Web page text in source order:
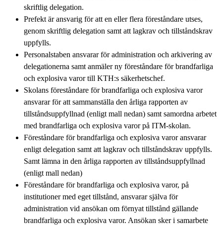
skriftlig delegation.
Prefekt är ansvarig för att en eller flera föreståndare utses,
genom skriftlig delegation samt att lagkrav och tillståndskrav
uppfylls.
Personalstaben ansvarar för administration och arkivering av
delegationerna samt anmäler ny föreståndare för brandfarliga
och explosiva varor till KTH:s säkerhetschef.
Skolans föreståndare för brandfarliga och explosiva varor
ansvarar för att sammanställa den årliga rapporten av
tillståndsuppfyllnad (enligt mall nedan) samt samordna arbetet
med brandfarliga och explosiva varor på ITM-skolan.
Föreståndare för brandfarliga och explosiva varor ansvarar
enligt delegation samt att lagkrav och tillståndskrav uppfylls.
Samt lämna in den årliga rapporten av tillståndsuppfyllnad
(enligt mall nedan)
Föreståndare för brandfarliga och explosiva varor, på
institutioner med eget tillstånd, ansvarar själva för
administration vid ansökan om förnyat tillstånd gällande
brandfarliga och explosiva varor. Ansökan sker i samarbete